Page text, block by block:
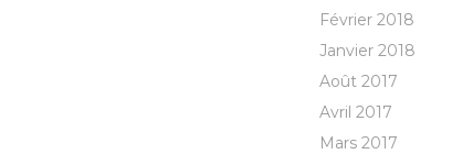
Février 2018
Janvier 2018
Août 2017
Avril 2017
Mars 2017